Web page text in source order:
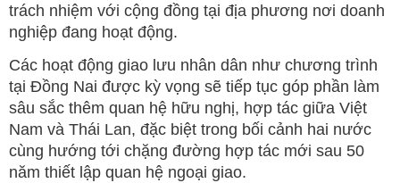
trách nhiệm với cộng đồng tại địa phương nơi doanh
nghiệp đang hoạt động.
Các hoạt động giao lưu nhân dân như chương trình
tại Đồng Nai được kỳ vọng sẽ tiếp tục góp phần làm
sâu sắc thêm quan hệ hữu nghị, hợp tác giữa Việt
Nam và Thái Lan, đặc biệt trong bối cảnh hai nước
cùng hướng tới chặng đường hợp tác mới sau 50
năm thiết lập quan hệ ngoại giao.